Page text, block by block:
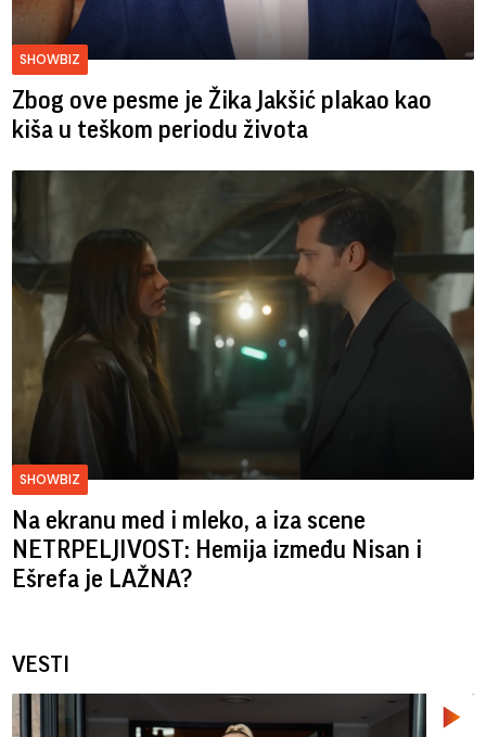
SHOWBIZ
Zbog ove pesme je Žika Jakšić plakao kao
kiša u teškom periodu života
SHOWBIZ
Na ekranu med i mleko, a iza scene
NETRPELJIVOST: Hemija između Nisan i
Ešrefa je LAŽNA?
VESTI